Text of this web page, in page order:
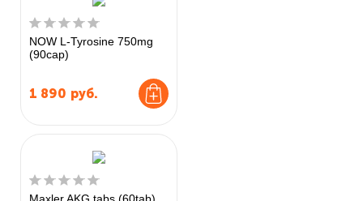
NOW L-Tyrosine 750mg
(90cap)
1 890 руб.